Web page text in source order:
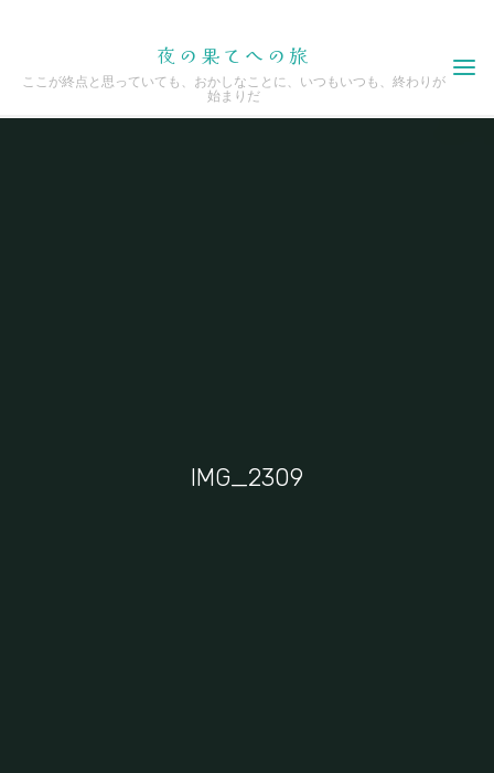
content
夜の果てへの旅
ここが終点と思っていても、おかしなことに、いつもいつも、終わりが
始まりだ
IMG_2309